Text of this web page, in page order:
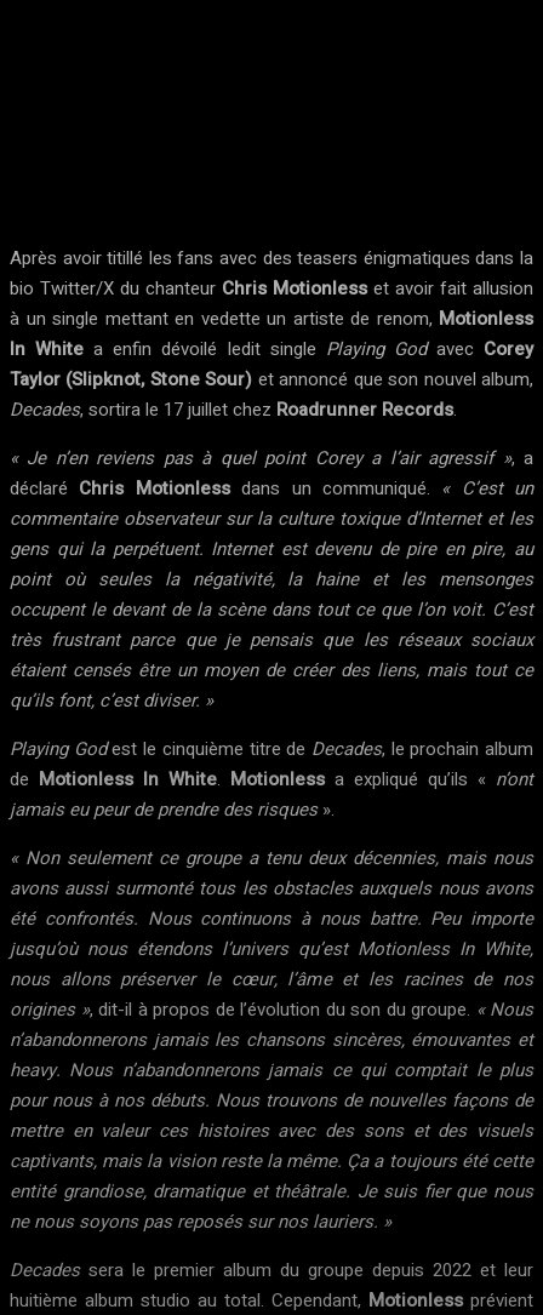
Après avoir titillé les fans avec des teasers énigmatiques dans la
bio Twitter/X du chanteur Chris Motionlesset avoir fait allusion
à un single mettant en vedette un artiste de renom, Motionless
In White a enfin dévoilé ledit single Playing Godavec Corey
Taylor (Slipknot, Stone Sour) et annoncé que son nouvel album,
Decades, sortira le 17 juillet chez Roadrunner Records.
« Je n’en reviens pas à quel point Corey a l’air agressif », a
déclaré Chris Motionlessdans un communiqué. « C’est un
commentaire observateur sur la culture toxique d’Internet et les
gens qui la perpétuent. Internet est devenu de pire en pire, au
point où seules la négativité, la haine et les mensonges
occupent le devant de la scène dans tout ce que l’on voit. C’est
très frustrant parce que je pensais que les réseaux sociaux
étaient censés être un moyen de créer des liens, mais tout ce
qu’ils font, c’est diviser. »
Playing Godest le cinquième titre de Decades, le prochain album
de Motionless In White. Motionlessa expliqué qu’ils « n’ont
jamais eu peur de prendre des risques».
« Non seulement ce groupe a tenu deux décennies, mais nous
avons aussi surmonté tous les obstacles auxquels nous avons
été confrontés. Nous continuons à nous battre. Peu importe
jusqu’où nous étendons l’univers qu’est Motionless In White,
nous allons préserver le cœur, l’âme et les racines de nos
origines », dit-il à propos de l’évolution du son du groupe. « Nous
n’abandonnerons jamais les chansons sincères, émouvantes et
heavy. Nous n’abandonnerons jamais ce qui comptait le plus
pour nous à nos débuts. Nous trouvons de nouvelles façons de
mettre en valeur ces histoires avec des sons et des visuels
captivants, mais la vision reste la même. Ça a toujours été cette
entité grandiose, dramatique et théâtrale. Je suis fier que nous
ne nous soyons pas reposés sur nos lauriers. »
Decadessera le premier album du groupe depuis 2022 et leur
huitième album studio au total. Cependant, Motionlessprévient